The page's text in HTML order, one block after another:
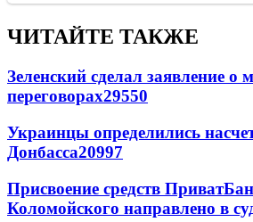
ЧИТАЙТЕ ТАКЖЕ
Зеленский сделал заявление о
переговорах29550
Украинцы определились
Донбасса20997
Присвоение средств
Коломойского направлено в